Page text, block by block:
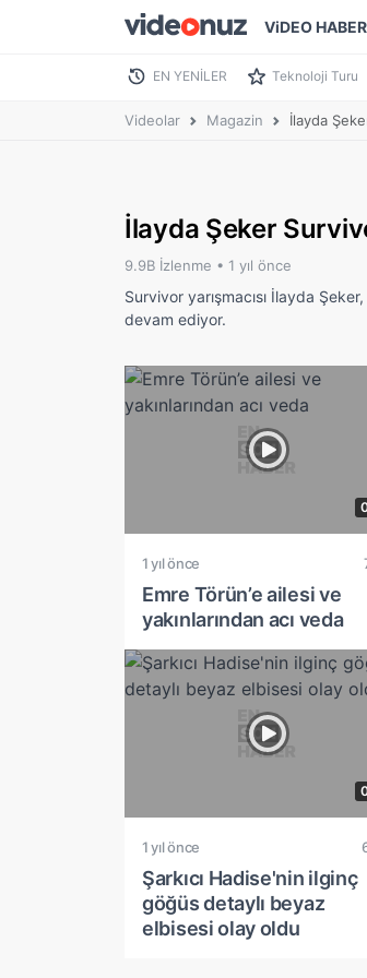
ViDEO HABER
EN YENİLER Teknoloji Turu
Videolar Magazin İlayda
İlayda Şeker
9.9B İzlenme • 1 yıl önce
Survivor yarışmacısı İlayda
devam ediyor.
1 yıl önce
Emre Törün’e ailesi ve
yakınlarından acı veda
1 yıl önce
Şarkıcı Hadise'nin ilginç
göğüs detaylı beyaz
elbisesi olay oldu